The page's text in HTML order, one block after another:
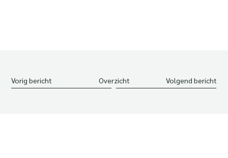
Vorig bericht Overzicht Volgend bericht